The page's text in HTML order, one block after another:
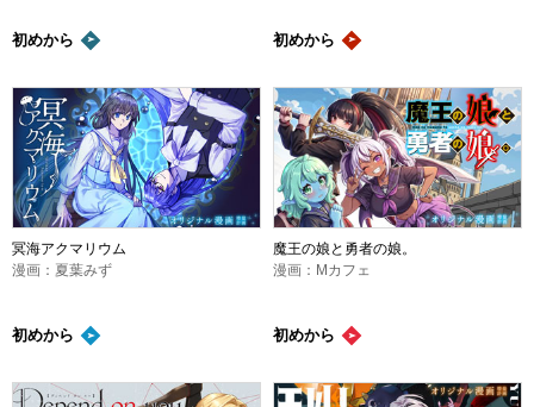
初めから 初めから
冥海アクマリウム
漫画：夏葉みず
初めから
魔王の娘と勇者の娘。
漫画：Mカフェ
初めから